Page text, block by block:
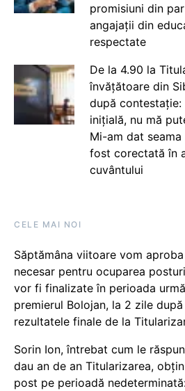
promisiuni din
angajații din
respectate
De la 4.90 la
învățătoare din
după
inițială, nu mă
Mi-am dat
fost corectată în
cuvântului
CELE MAI NOI
Săptămâna viitoare vom
necesar pentru ocuparea
vor fi finalizate în perioada
premierul Bolojan, la 2 zile
rezultatele finale de la
Sorin Ion, întrebat cum le
dau an de an Titularizarea,
post pe perioadă